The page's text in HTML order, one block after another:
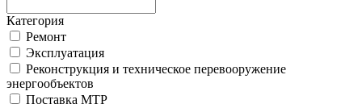
Категория
Ремонт
Эксплуатация
Реконструкция и техническое перевооружение
энергообъектов
Поставка МТР